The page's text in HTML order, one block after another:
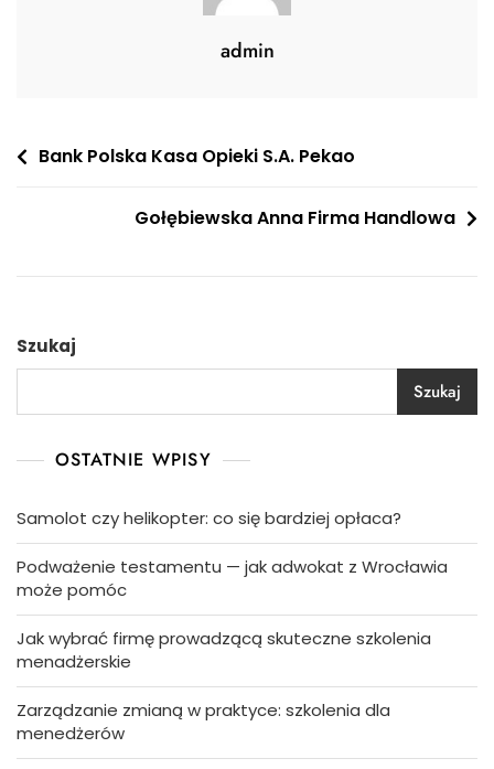
admin
Nawigacja
Bank Polska Kasa Opieki S.A. Pekao
Gołębiewska Anna Firma Handlowa
Szukaj
Szukaj
OSTATNIE WPISY
Samolot czy helikopter: co się bardziej opłaca?
Podważenie testamentu — jak adwokat z Wrocławia
może pomóc
Jak wybrać firmę prowadzącą skuteczne szkolenia
menadżerskie
Zarządzanie zmianą w praktyce: szkolenia dla
menedżerów